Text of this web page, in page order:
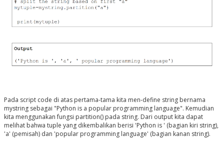
Pada script code di atas pertama-tama kita men-define string bernama
mystring sebagai "Python is a popular programming language". Kemudian
kita menggunakan fungsi partition() pada string. Dari output kita dapat
melihat bahwa tuple yang dikembalikan berisi 'Python is ' (bagian kiri string),
'a' (pemisah) dan 'popular programming language' (bagian kanan string).